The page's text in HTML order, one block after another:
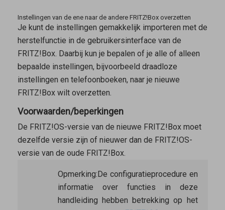
Instellingen van de ene naar de andere FRITZ!Box overzetten
Je kunt de instellingen gemakkelijk importeren met de
herstelfunctie in de gebruikersinterface van de
FRITZ!Box. Daarbij kun je bepalen of je alle of alleen
bepaalde instellingen, bijvoorbeeld draadloze
instellingen en telefoonboeken, naar je nieuwe
FRITZ!Box wilt overzetten.
Voorwaarden/beperkingen
De FRITZ!OS-versie van de nieuwe FRITZ!Box moet
dezelfde versie zijn of nieuwer dan de FRITZ!OS-
versie van de oude FRITZ!Box.
Opmerking:De configuratieprocedure en
informatie over functies in deze
handleiding hebben betrekking op het